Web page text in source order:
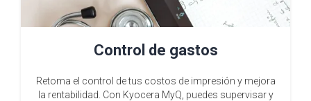
Control de gastos
Retoma el control de tus costos de impresión y mejora
la rentabilidad. Con Kyocera MyQ, puedes supervisar y